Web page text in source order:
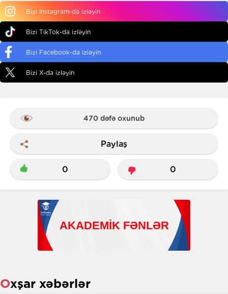
Bizi Instagram-da izləyin
Bizi TikTok-da izləyin
Bizi Facebook-da izləyin
Bizi X-da izləyin
470 dəfə oxunub
Paylaş
0 0
Oxşar xəbərlər